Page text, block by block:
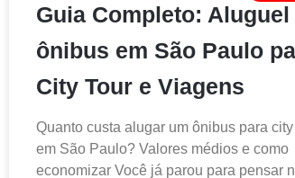
Guia Completo: Aluguel
ônibus em São Paulo
City Tour e Viagens
Quanto custa alugar um ônibus para
em São Paulo? Valores médios e como
economizar Você já parou para pensar